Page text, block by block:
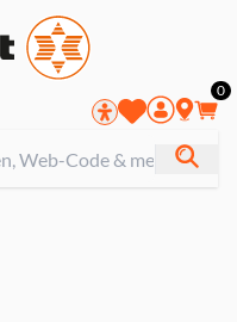
0